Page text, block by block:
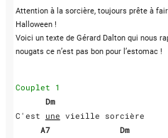
Attention à la sorcière, toujours prête à
Halloween !
Voici un texte de Gérard Dalton qui nous
nougats ce n’est pas bon pour l’estomac !
Couplet 1
Dm
C'est une vieille sorcière
    A7              Dm